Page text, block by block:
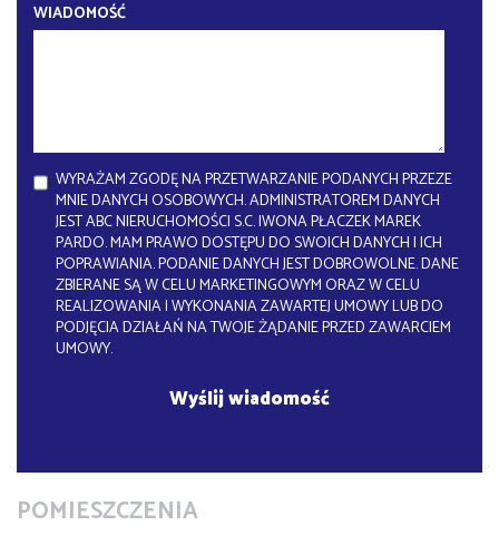
WIADOMOŚĆ
WYRAŻAM ZGODĘ NA PRZETWARZANIE PODANYCH PRZEZE
MNIE DANYCH OSOBOWYCH. ADMINISTRATOREM DANYCH
JEST ABC NIERUCHOMOŚCI S.C. IWONA PŁACZEK MAREK
PARDO. MAM PRAWO DOSTĘPU DO SWOICH DANYCH I ICH
POPRAWIANIA. PODANIE DANYCH JEST DOBROWOLNE. DANE
ZBIERANE SĄ W CELU MARKETINGOWYM ORAZ W CELU
REALIZOWANIA I WYKONANIA ZAWARTEJ UMOWY LUB DO
PODJĘCIA DZIAŁAŃ NA TWOJE ŻĄDANIE PRZED ZAWARCIEM
UMOWY.
POMIESZCZENIA